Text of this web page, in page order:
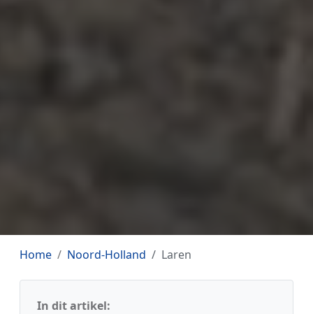
Home Noord-Holland Laren
In dit artikel: